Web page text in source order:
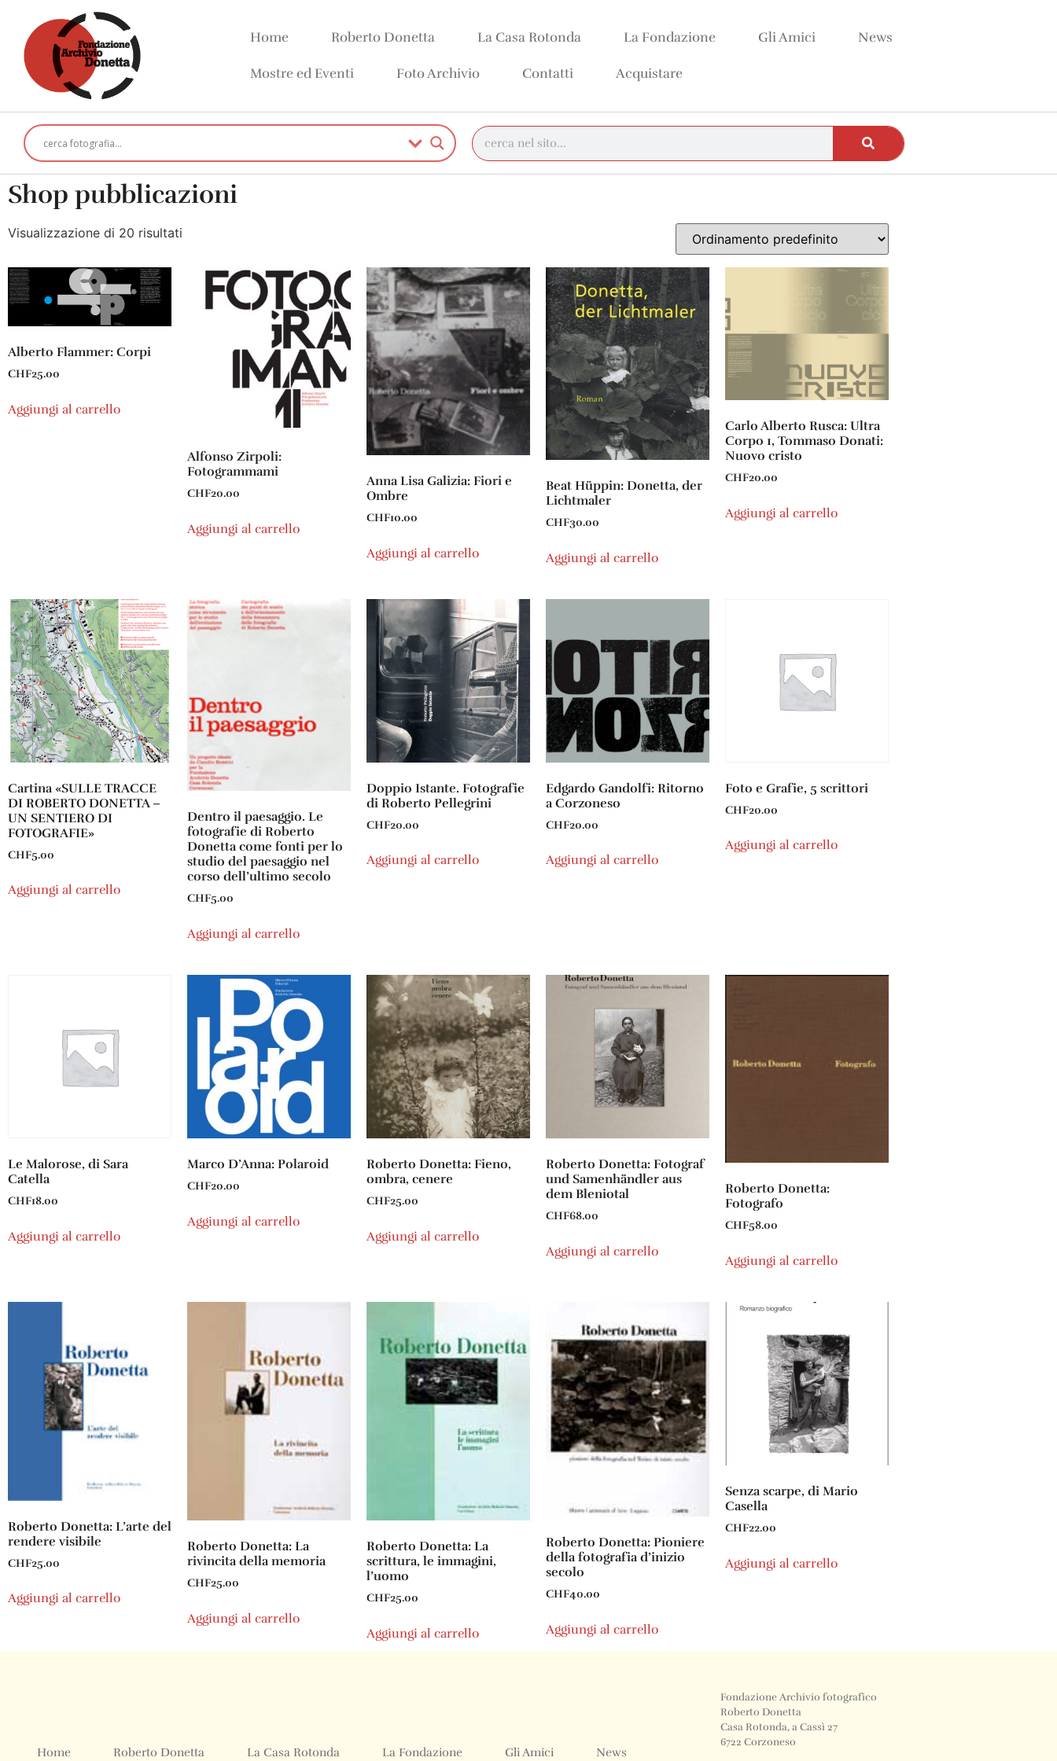
Home Roberto Donetta La Casa Rotonda La Fondazione Gli Amici News
Mostre ed Eventi Foto Archivio Contatti Acquistare
Shop pubblicazioni
Visualizzazione di 20 risultati
Alberto Flammer: Corpi
CHF25.00
Aggiungi al carrello
Alfonso Zirpoli:
Fotogrammami
CHF20.00
Aggiungi al carrello
Anna Lisa Galizia: Fiori e
Ombre
CHF10.00
Aggiungi al carrello
Beat Hüppin: Donetta, der
Lichtmaler
CHF30.00
Aggiungi al carrello
Carlo Alberto Rusca: Ultra
Corpo 1, Tommaso Donati:
Nuovo cristo
CHF20.00
Aggiungi al carrello
Cartina «SULLE TRACCE
DI ROBERTO DONETTA –
UN SENTIERO DI
FOTOGRAFIE»
CHF5.00
Aggiungi al carrello
Dentro il paesaggio. Le
fotografie di Roberto
Donetta come fonti per lo
studio del paesaggio nel
corso dell’ultimo secolo
CHF5.00
Aggiungi al carrello
Doppio Istante. Fotografie
di Roberto Pellegrini
CHF20.00
Aggiungi al carrello
Edgardo Gandolfi: Ritorno
a Corzoneso
CHF20.00
Aggiungi al carrello
Foto e Grafie, 5 scrittori
CHF20.00
Aggiungi al carrello
Le Malorose, di Sara
Catella
CHF18.00
Aggiungi al carrello
Marco D’Anna: Polaroid
CHF20.00
Aggiungi al carrello
Roberto Donetta: Fieno,
ombra, cenere
CHF25.00
Aggiungi al carrello
Roberto Donetta: Fotograf
und Samenhändler aus
dem Bleniotal
CHF68.00
Aggiungi al carrello
Roberto Donetta:
Fotografo
CHF58.00
Aggiungi al carrello
Roberto Donetta: L’arte del
rendere visibile
CHF25.00
Aggiungi al carrello
Roberto Donetta: La
rivincita della memoria
CHF25.00
Aggiungi al carrello
Roberto Donetta: La
scrittura, le immagini,
l’uomo
CHF25.00
Aggiungi al carrello
Roberto Donetta: Pioniere
della fotografia d’inizio
secolo
CHF40.00
Aggiungi al carrello
Senza scarpe, di Mario
Casella
CHF22.00
Aggiungi al carrello
Home Roberto Donetta La Casa Rotonda La Fondazione Gli Amici News
Fondazione Archivio fotografico
Roberto Donetta
Casa Rotonda, a Cassì 27
6722 Corzoneso